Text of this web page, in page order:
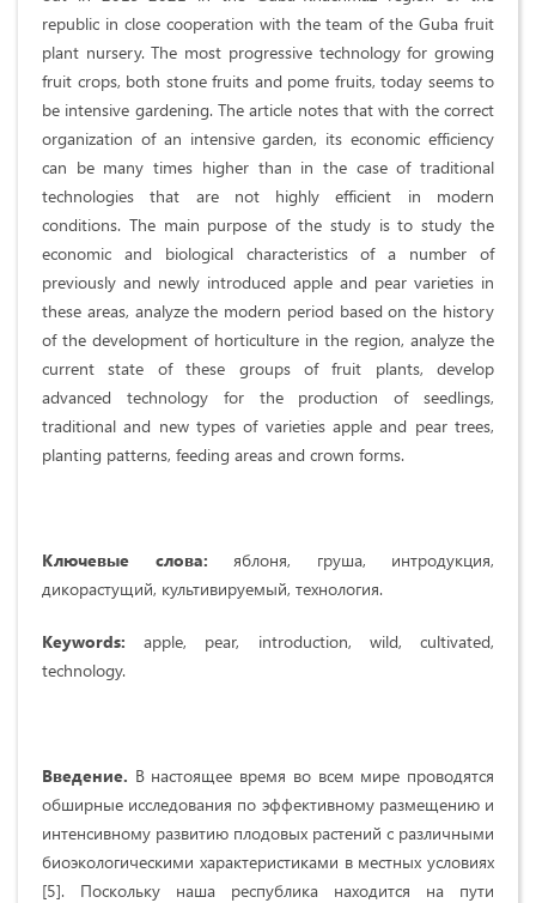
republic in close cooperation with the team of the Guba fruit
plant nursery. The most progressive technology for growing
fruit crops, both stone fruits and pome fruits, today seems to
be intensive gardening. The article notes that with the correct
organization of an intensive garden, its economic efficiency
can be many times higher than in the case of traditional
technologies that are not highly efficient in modern
conditions. The main purpose of the study is to study the
economic and biological characteristics of a number of
previously and newly introduced apple and pear varieties in
these areas, analyze the modern period based on the history
of the development of horticulture in the region, analyze the
current state of these groups of fruit plants, develop
advanced technology for the production of seedlings,
traditional and new types of varieties apple and pear trees,
planting patterns, feeding areas and crown forms.
Ключевые слова: яблоня, груша, интродукция,
дикорастущий, культивируемый, технология.
Keywords: apple, pear, introduction, wild, cultivated,
technology.
Введение. В настоящее время во всем мире проводятся
обширные исследования по эффективному размещению и
интенсивному развитию плодовых растений с различными
биоэкологическими характеристиками в местных условиях
[5]. Поскольку наша республика находится на пути